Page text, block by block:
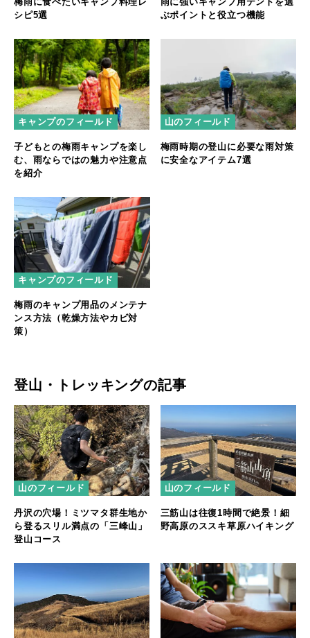
シピ5選
ぶポイントと役立つ機能
キャンプのフィールド
子どもとの梅雨キャンプを楽し
む、雨ならではの魅力や注意点
を紹介
山のフィールド
梅雨時期の登山に必要な雨対策
に安全なアイテム7選
キャンプのフィールド
梅雨のキャンプ用品のメンテナ
ンス方法（乾燥方法やカビ対
策）
登山・トレッキングの記事
山のフィールド
丹沢の穴場！ミツマタ群生地か
ら登るスリル満点の「三峰山」
登山コース
山のフィールド
三筋山は往復1時間で絶景！細
野高原のススキ草原ハイキング